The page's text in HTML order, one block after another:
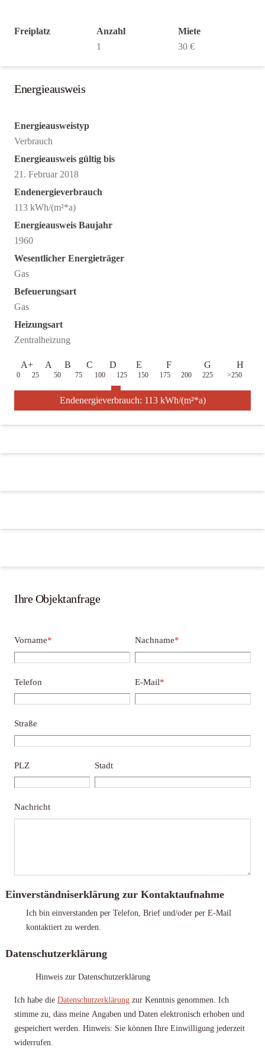
Freiplatz
Anzahl
1
Miete
30 €
Energieausweis
Energieausweistyp
Verbrauch
Energieausweis gültig bis
21. Februar 2018
Endenergieverbrauch
113 kWh/(m²*a)
Energieausweis Baujahr
1960
Wesentlicher Energieträger
Gas
Befeuerungsart
Gas
Heizungsart
Zentralheizung
A+ A B C D E F G H
0 25 50 75 100 125 150 175 200 225 >250
Endenergieverbrauch: 113 kWh/(m²*a)
Ihre Objektanfrage
Vorname* Nachname*
Telefon E-Mail*
Straße
PLZ Stadt
Nachricht
Einverständniserklärung zur Kontaktaufnahme
Ich bin einverstanden per Telefon, Brief und/oder per E-Mail
kontaktiert zu werden.
Datenschutzerklärung
Hinweis zur Datenschutzerklärung
Ich habe die Datenschutzerklärung zur Kenntnis genommen. Ich
stimme zu, dass meine Angaben und Daten elektronisch erhoben und
gespeichert werden. Hinweis: Sie können Ihre Einwilligung jederzeit
widerrufen.